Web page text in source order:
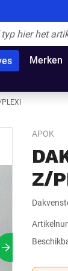
Merken
APOK
Z/
Volgende slide